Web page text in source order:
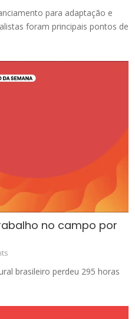
para adaptação e
foram principais pontos de
no campo por
brasileiro perdeu 295 horas